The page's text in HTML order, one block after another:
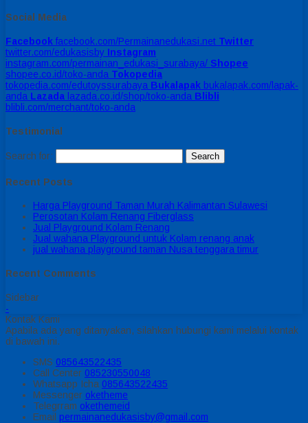
Social Media
Facebook facebook.com/Permainanedukasi.net Twitter
twitter.com/edukasisby Instagram
instagram.com/permainan_edukasi_surabaya/ Shopee
shopee.co.id/toko-anda Tokopedia
tokopedia.com/edutoyssurabaya Bukalapak bukalapak.com/lapak-
anda Lazada lazada.co.id/shop/toko-anda Blibli
blibli.com/merchant/toko-anda
Testimonial
Search for:
Recent Posts
Harga Playground Taman Murah Kalimantan Sulawesi
Perosotan Kolam Renang Fiberglass
Jual Playground Kolam Renang
Jual wahana Playground untuk Kolam renang anak
jual wahana playground taman Nusa tenggara timur
Recent Comments
Sidebar
-
Kontak Kami
Apabila ada yang ditanyakan, silahkan hubungi kami melalui kontak
di bawah ini.
SMS 085643522435
Call Center 085230550048
Whatsapp Icha 085643522435
Messenger oketheme
Telegrram okethemeid
Email permainanedukasisby@gmail.com